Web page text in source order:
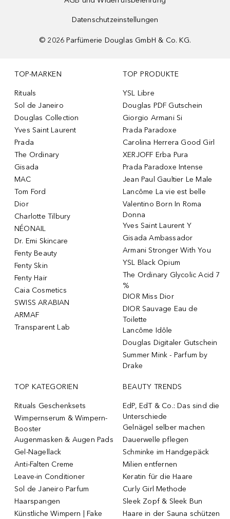
Datenschutzeinstellungen
© 2026 Parfümerie Douglas GmbH & Co. KG.
TOP-MARKEN
Rituals
Sol de Janeiro
Douglas Collection
Yves Saint Laurent
Prada
The Ordinary
Gisada
MAC
Tom Ford
Dior
Charlotte Tilbury
NÉONAIL
Dr. Emi Skincare
Fenty Beauty
Fenty Skin
Fenty Hair
Caia Cosmetics
SWISS ARABIAN
ARMAF
Transparent Lab
TOP PRODUKTE
YSL Libre
Douglas PDF Gutschein
Giorgio Armani Si
Prada Paradoxe
Carolina Herrera Good Girl
XERJOFF Erba Pura
Prada Paradoxe Intense
Jean Paul Gaultier Le Male
Lancôme La vie est belle
Valentino Born In Roma
Donna
Yves Saint Laurent Y
Gisada Ambassador
Armani Stronger With You
YSL Black Opium
The Ordinary Glycolic Acid 7
%
DIOR Miss Dior
DIOR Sauvage Eau de
Toilette
Lancôme Idôle
Douglas Digitaler Gutschein
Summer Mink - Parfum by
Drake
TOP KATEGORIEN
Rituals Geschenksets
Wimpernserum & Wimpern-
Booster
Augenmasken & Augen Pads
Gel-Nagellack
Anti-Falten Creme
Leave-in Conditioner
Sol de Janeiro Parfum
Haarspangen
Künstliche Wimpern | Fake
BEAUTY TRENDS
EdP, EdT & Co.: Das sind die
Unterschiede
Gelnägel selber machen
Dauerwelle pflegen
Schminke im Handgepäck
Milien entfernen
Keratin für die Haare
Curly Girl Methode
Sleek Zopf & Sleek Bun
Haare in der Sauna schützen